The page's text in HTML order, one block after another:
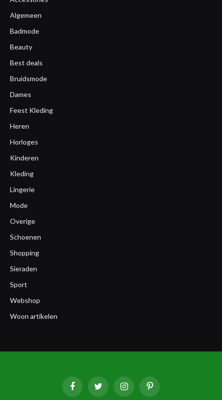
Algemeen
Badmode
Beauty
Best deals
Bruidsmode
Dames
Feest Kleding
Heren
Horloges
Kinderen
Kleding
Lingerie
Mode
Overige
Schoenen
Shopping
Sieraden
Sport
Webshop
Woon artikelen
FacebookTwitter InstagramPinterest